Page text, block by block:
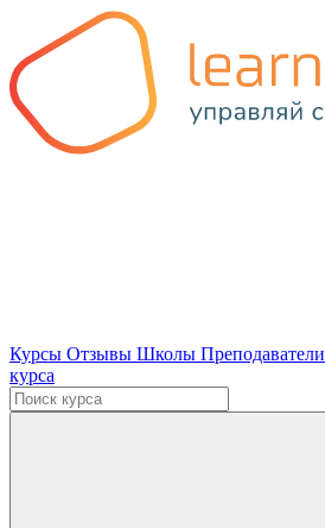
Курсы Отзывы Школы Преподаватели
курса